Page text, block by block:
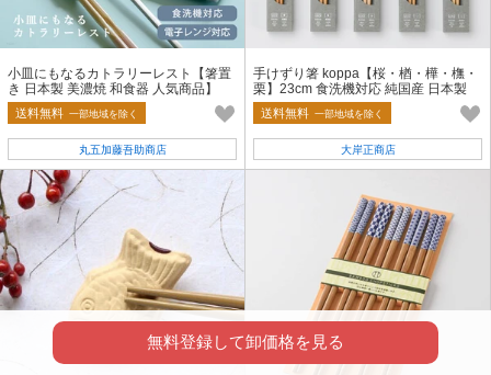
小皿にもなるカトラリーレスト【箸置
き 日本製 美濃焼 和食器 人気商品】
送料無料 一部地域を除く
丸五加藤吾助商店
手けずり箸 koppa【桜・楢・樺・橅・
栗】23cm 食洗機対応 純国産 日本製
新商品
送料無料 一部地域を除く
大岸正商店
無料登録して卸価格を見る